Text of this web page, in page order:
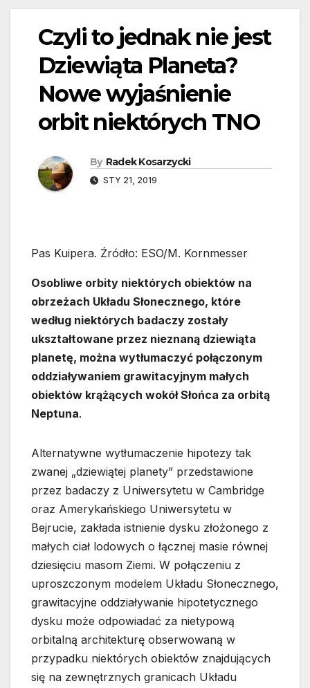
Czyli to jednak nie jest
Dziewiąta Planeta?
Nowe wyjaśnienie
orbit niektórych TNO
By Radek Kosarzycki
STY 21, 2019
Pas Kuipera. Źródło: ESO/M. Kornmesser
Osobliwe orbity niektórych obiektów na
obrzeżach Układu Słonecznego, które
według niektórych badaczy zostały
ukształtowane przez nieznaną dziewiąta
planetę, można wytłumaczyć połączonym
oddziaływaniem grawitacyjnym małych
obiektów krążących wokół Słońca za orbitą
Neptuna.
Alternatywne wytłumaczenie hipotezy tak
zwanej „dziewiątej planety” przedstawione
przez badaczy z Uniwersytetu w Cambridge
oraz Amerykańskiego Uniwersytetu w
Bejrucie, zakłada istnienie dysku złożonego z
małych ciał lodowych o łącznej masie równej
dziesięciu masom Ziemi. W połączeniu z
uproszczonym modelem Układu Słonecznego,
grawitacyjne oddziaływanie hipotetycznego
dysku może odpowiadać za nietypową
orbitalną architekturę obserwowaną w
przypadku niektórych obiektów znajdujących
się na zewnętrznych granicach Układu